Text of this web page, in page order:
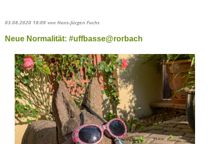
03.08.2020 18:09 von Hans-Jürgen Fuchs
Neue Normalität: #uffbasse@rorbach